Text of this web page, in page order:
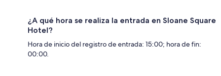
¿A qué hora se realiza la entrada en Sloane Square
Hotel?
Hora de inicio del registro de entrada: 15:00; hora de fin:
00:00.